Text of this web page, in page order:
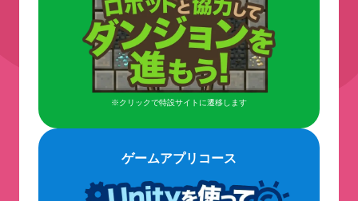
※クリックで特設サイトに遷移します
ゲームアプリコース